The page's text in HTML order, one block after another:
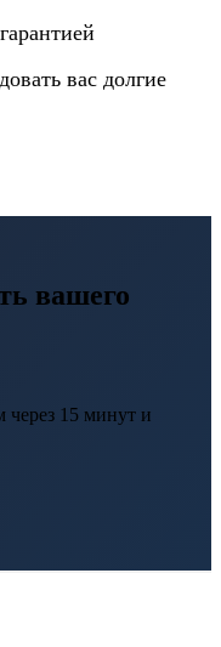
вас долгие
вашего
через 15 минут и